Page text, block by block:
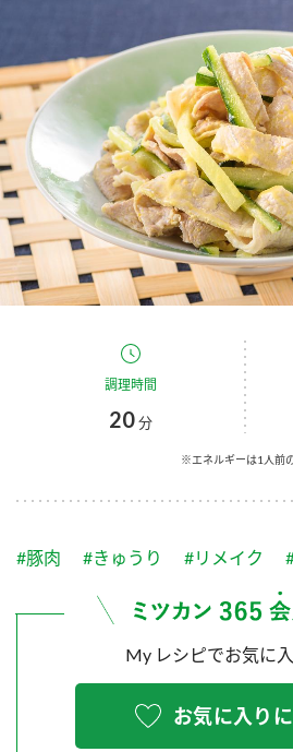
お酢ドリンク
みりん風・料理酒
つゆ
スープ
ふりかけ
炊き込みご飯の素
キャンペーン情報
ブランド・スペシャルサイト
ブランド・スペシャルサイト トップ
商品ブランドサイト
Fibee（ファイビー）
くらしプラ酢
お酢ドリンク
つゆ
PIN印
企業情報
国内事業概要
企業理念
ミツカンの歴史
ミツカンを知る
環境への取り組み
ZENB initiative
MIM（ミツカンミュー
販売終了製品のご案内
よくあるご質問
調理時間
20分
※エネルギーは1人前
#豚肉 #きゅうり #リメイク
My レシピでお気に
お気に入り